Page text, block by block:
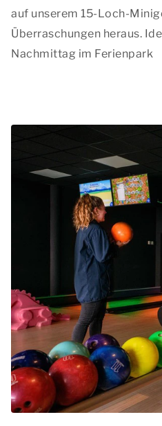
auf unserem 15-Loch-
Überraschungen heraus.
Nachmittag im Ferienpark